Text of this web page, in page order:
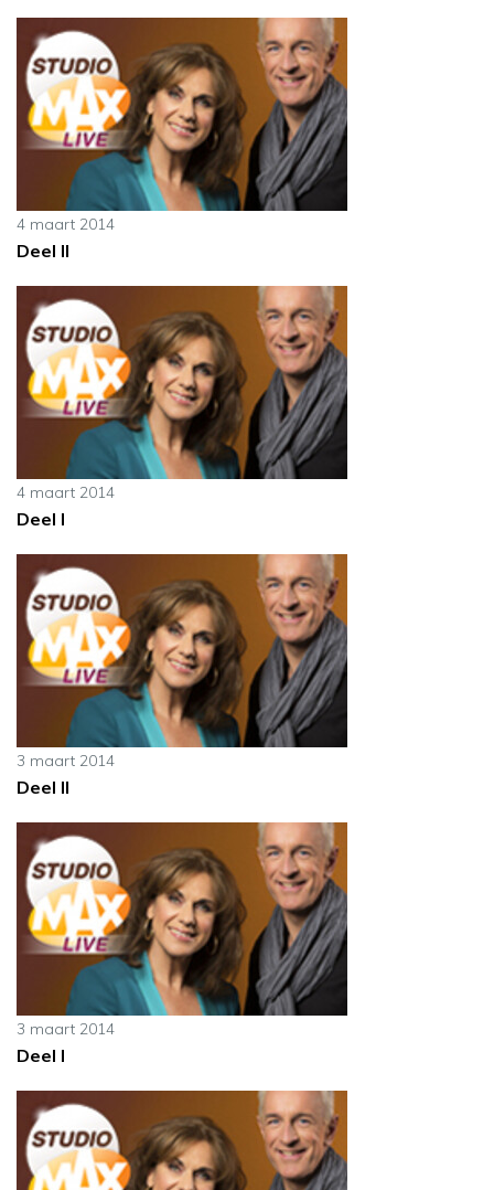
4 maart 2014
Deel II
4 maart 2014
Deel I
3 maart 2014
Deel II
3 maart 2014
Deel I